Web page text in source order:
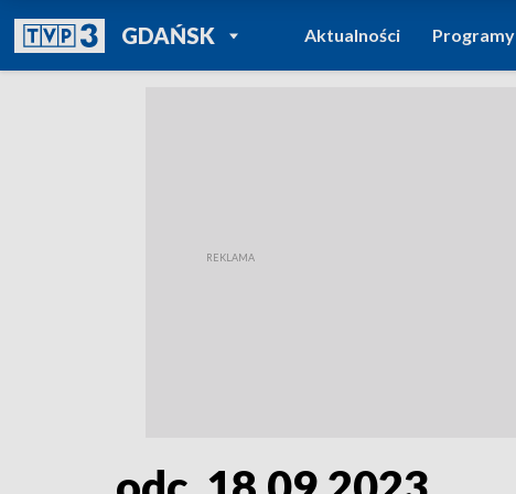
GDAŃSKPOWRÓT DO
TVP REGIONY
Aktualności Programy